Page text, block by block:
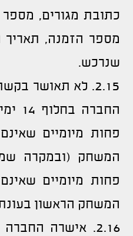
כתובת מגורים,
מספר הזמנה, תאריך
שנרכש.
2.15. לא תאושר
פחות מיומיים
המשחק (ובמקרה
פחות מיומיים
המשחק הראשון
2.16. אישרה